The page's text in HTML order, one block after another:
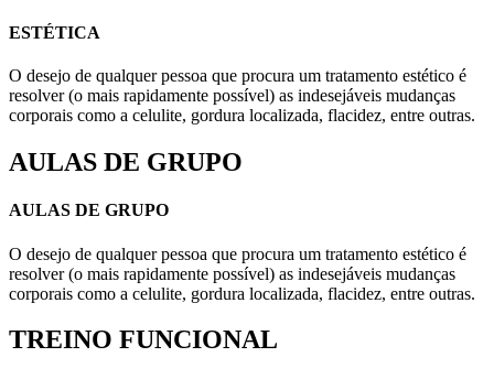
ESTÉTICA
O desejo de qualquer pessoa que procura um tratamento estético é
resolver (o mais rapidamente possível) as indesejáveis mudanças
corporais como a celulite, gordura localizada, flacidez, entre outras.
AULAS DE GRUPO
AULAS DE GRUPO
O desejo de qualquer pessoa que procura um tratamento estético é
resolver (o mais rapidamente possível) as indesejáveis mudanças
corporais como a celulite, gordura localizada, flacidez, entre outras.
TREINO FUNCIONAL